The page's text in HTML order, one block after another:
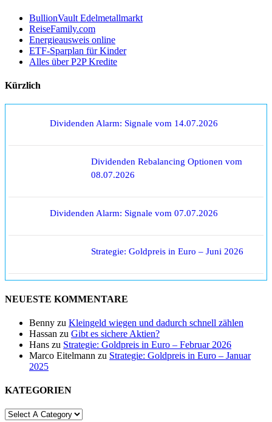
BullionVault Edelmetallmarkt
ReiseFamily.com
Energieausweis online
ETF-Sparplan für Kinder
Alles über P2P Kredite
Kürzlich
Dividenden Alarm: Signale vom 14.07.2026
Dividenden Rebalancing Optionen vom
08.07.2026
Dividenden Alarm: Signale vom 07.07.2026
Strategie: Goldpreis in Euro – Juni 2026
NEUESTE KOMMENTARE
Benny zu Kleingeld wiegen und dadurch schnell zählen
Hassan zu Gibt es sichere Aktien?
Hans zu Strategie: Goldpreis in Euro – Februar 2026
Marco Eitelmann zu Strategie: Goldpreis in Euro – Januar
2025
KATEGORIEN